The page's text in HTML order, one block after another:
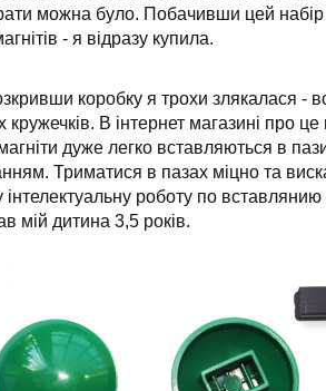
можна було. Побачивши цей набір
- я відразу купила.
коробку я трохи злякалася -
кружечків. В інтернет магазині про це
дуже легко вставляються в
Триматися в пазах міцно та
роботу по вставлянию
мій дитина 3,5 років.